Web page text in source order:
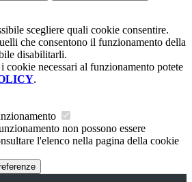
scegliere quali cookie consentire.
che consentono il funzionamento della
disabilitarli.
cookie necessari al funzionamento potete
.
non possono essere
l'elenco nella pagina della cookie